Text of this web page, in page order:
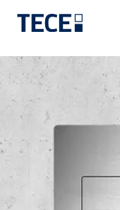
Skip to main content